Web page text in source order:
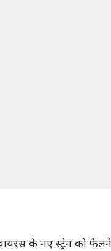
के नए स्ट्रेन को